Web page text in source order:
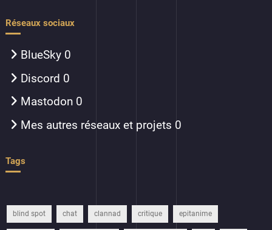
Réseaux sociaux
BlueSky 0
Discord 0
Mastodon 0
Mes autres réseaux et projets 0
Tags
blind spot chat clannad critique epitanime